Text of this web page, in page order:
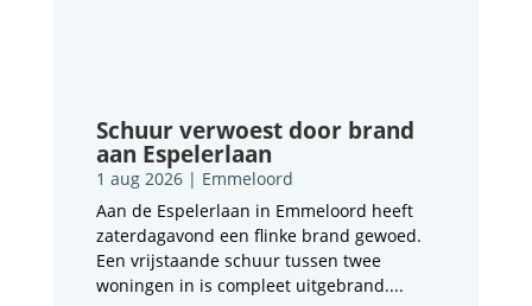
Schuur verwoest door brand
aan Espelerlaan
1 aug 2026| Emmeloord
Aan de Espelerlaan in Emmeloord heeft
zaterdagavond een flinke brand gewoed.
Een vrijstaande schuur tussen twee
woningen in is compleet uitgebrand....